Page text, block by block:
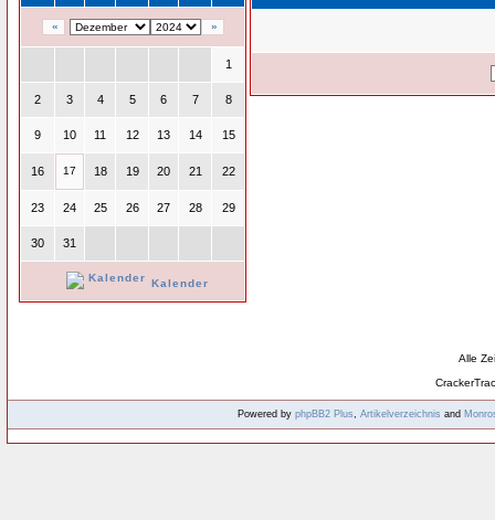
« »
1
2 3 4 5 6 7 8
9 10 11 12 13 14 15
16 17 18 19 20 21 22
23 24 25 26 27 28 29
30 31
Kalender
Alle
Powered by phpBB2 Plus, Artikelverzeichnis and